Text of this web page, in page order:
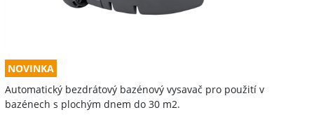
NOVINKA
Automatický bezdrátový bazénový vysavač pro použití v
bazénech s plochým dnem do 30 m2.